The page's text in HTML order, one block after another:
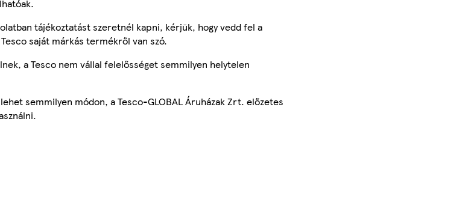
tájékoztatást szeretnél kapni, kérjük, hogy vedd fel a
saját márkás termékről van szó.
a Tesco nem vállal felelősséget semmilyen helytelen
semmilyen módon, a Tesco-GLOBAL Áruházak Zrt. előzetes